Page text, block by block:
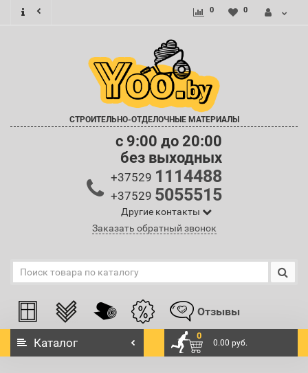
0 0
СТРОИТЕЛЬНО-ОТДЕЛОЧНЫЕ МАТЕРИАЛЫ
c 9:00 до 20:00
без выходных
+37529 1114488
+37529 5055515
Другие контакты
Заказать обратный звонок
Отзывы
Каталог
0
0.00 руб.